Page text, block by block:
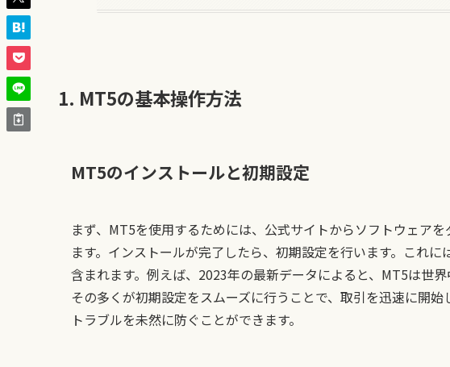
1. MT5の基本操作方法
MT5のインストールと初期設定
まず、MT5を使用するためには、公式サイトからソフトウェア
ます。インストールが完了したら、初期設定を行います。これ
含まれます。例えば、2023年の最新データによると、MT5は世
その多くが初期設定をスムーズに行うことで、取引を迅速に開
トラブルを未然に防ぐことができます。